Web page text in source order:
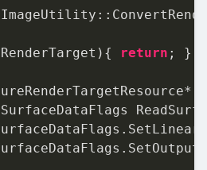
return ; }